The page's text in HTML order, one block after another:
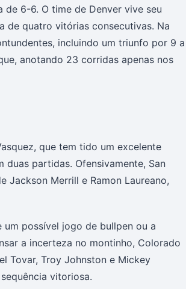
6-6. O time de Denver vive seu
de quatro vitórias consecutivas. Na
incluindo um triunfo por 9 a
anotando 23 corridas apenas nos
que tem tido um excelente
duas partidas. Ofensivamente, San
Jackson Merrill e Ramon Laureano,
um possível jogo de bullpen ou a
a incerteza no montinho, Colorado
Tovar, Troy Johnston e Mickey
vitoriosa.